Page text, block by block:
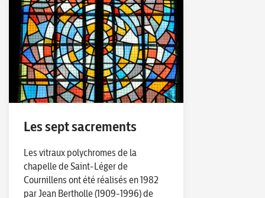
Les sept sacrements
Les vitraux polychromes de la
chapelle de Saint-Léger de
Cournillens ont été réalisés en 1982
par Jean Bertholle (1909-1996) de